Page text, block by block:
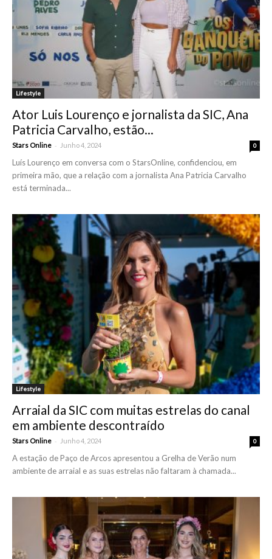
Lifestyle
Ator Luis Lourenço e jornalista da SIC, Ana
Patricia Carvalho, estão...
Stars Online - Junho 4, 2024 0
Luís Lourenço em conversa com o StarsOnline, confidenciou, em
primeira mão, que a relação com a jornalista Ana Patricia Carvalho
está terminada...
Lifestyle
Arraial da SIC com muitas estrelas do canal
em ambiente descontraído
Stars Online - Junho 4, 2024 0
A estação de Paço de Arcos apresentou a Grelha de Verão num
ambiente de arraial e as suas estrelas não faltaram à chamada...